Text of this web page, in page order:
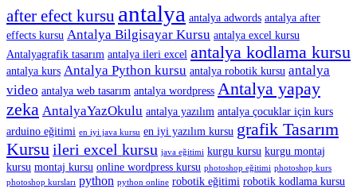
after efect kursu antalya antalya adwords antalya after
effects kursu Antalya Bilgisayar Kursu antalya excel kursu
Antalyagrafik tasarım antalya ileri excel antalya kodlama kursu
antalya kurs Antalya Python kursu antalya robotik kursu antalya
video antalya web tasarım antalya wordpress Antalya yapay
zeka AntalyaYazOkulu antalya yazılım antalya çocuklar için kurs
arduino eğitimi en iyi java kursu en iyi yazılım kursu grafik Tasarım
Kursuileri excel kursu java eğitimi kurgu kursu kurgu montaj
kursu montaj kursu online wordpress kursu photoshop eğitimi photoshop kurs
photoshop kursları python python online robotik eğitimi robotik kodlama kursu